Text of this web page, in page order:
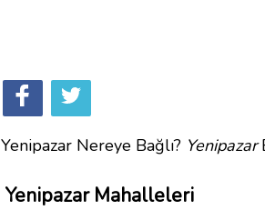
Yenipazar Nereye Bağlı? Yenipazar
Yenipazar Mahalleleri